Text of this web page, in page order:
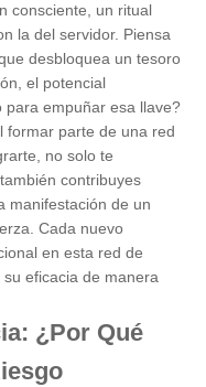
consciente, un ritual
la del servidor. Piensa
desbloquea un tesoro
el potencial
empuñar esa llave?
formar parte de una red
no solo te
contribuyes
manifestación de un
Cada nuevo
en esta red de
eficacia de manera
¿Por Qué